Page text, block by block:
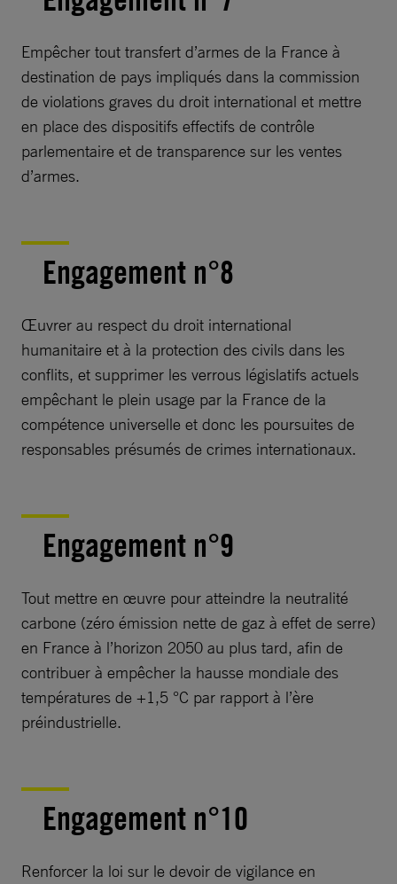
Empêcher tout transfert d’armes de la France à
destination de pays impliqués dans la commission
de violations graves du droit international et mettre
en place des dispositifs effectifs de contrôle
parlementaire et de transparence sur les ventes
d’armes.
Engagement n°8
Œuvrer au respect du droit international
humanitaire et à la protection des civils dans les
conflits, et supprimer les verrous législatifs actuels
empêchant le plein usage par la France de la
compétence universelle et donc les poursuites de
responsables présumés de crimes internationaux.
Engagement n°9
Tout mettre en œuvre pour atteindre la neutralité
carbone (zéro émission nette de gaz à effet de serre)
en France à l’horizon 2050 au plus tard, afin de
contribuer à empêcher la hausse mondiale des
températures de +1,5 °C par rapport à l’ère
préindustrielle.
Engagement n°10
Renforcer la loi sur le devoir de vigilance en